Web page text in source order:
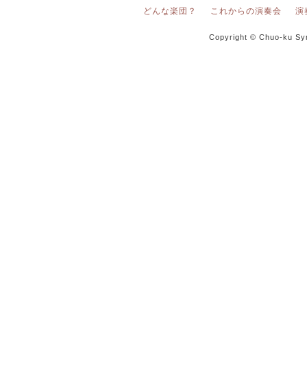
どんな楽団？ これからの演奏会 演
Copyright © Chuo-ku